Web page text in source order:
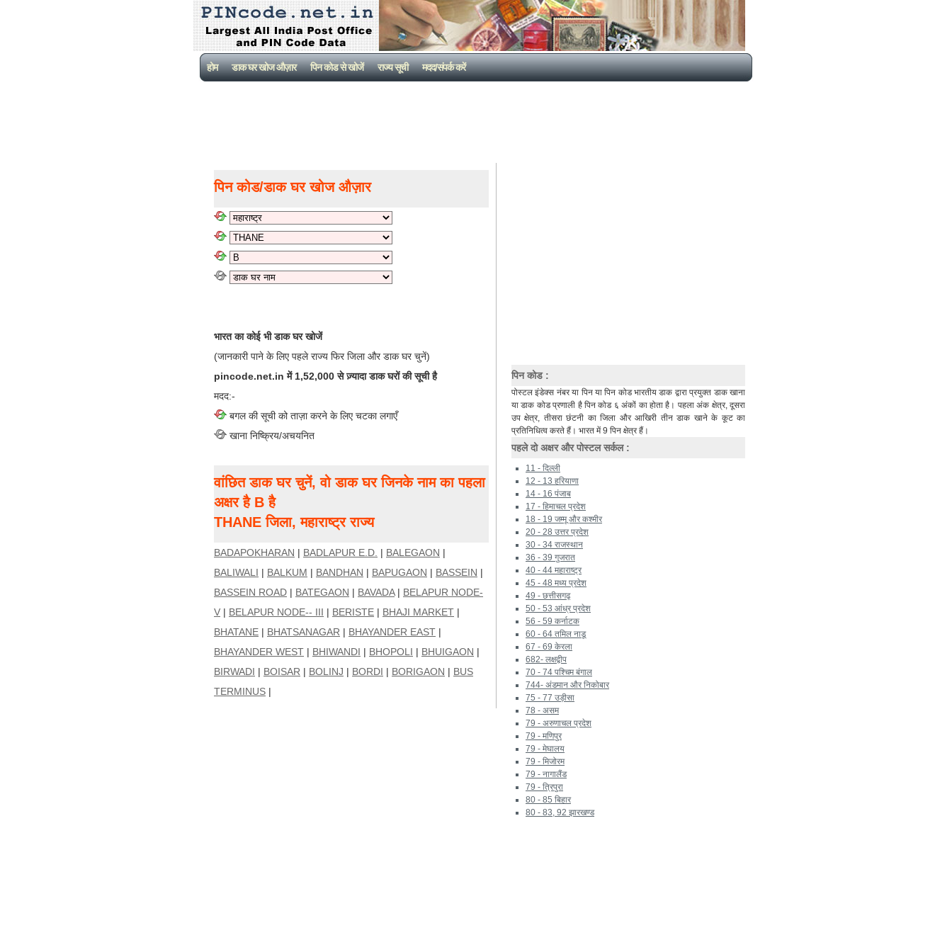
होम डाक घर खोज औज़ार पिन कोड से खोजें राज्य सूची मदद/संपर्क करें
पिन कोड/डाक घर खोज औज़ार
भारत का कोई भी डाक घर खोजें
(जानकारी पाने के लिए पहले राज्य फिर जिला और डाक घर चुनें)
pincode.net.in में 1,52,000 से ज़्यादा डाक घरों की सूची है
मदद:-
बगल की सूची को ताज़ा करने के लिए चटका लगाएँ
खाना निष्क्रिय/अचयनित
वांछित डाक घर चुनें, वो डाक घर जिनके नाम का पहला
अक्षर है B है
THANE जिला, महाराष्ट्र राज्य
BADAPOKHARAN | BADLAPUR E.D. | BALEGAON |
BALIWALI | BALKUM | BANDHAN | BAPUGAON | BASSEIN |
BASSEIN ROAD | BATEGAON | BAVADA| BELAPUR NODE-
V | BELAPUR NODE-- III | BERISTE | BHAJI MARKET |
BHATANE | BHATSANAGAR | BHAYANDER EAST |
BHAYANDER WEST | BHIWANDI | BHOPOLI | BHUIGAON |
BIRWADI | BOISAR | BOLINJ | BORDI | BORIGAON | BUS
TERMINUS |
पिन कोड :
पोस्टल इंडेक्स नंबर या पिन या पिन कोड भारतीय डाक द्वारा प्रयुक्त डाक खाना
या डाक कोड प्रणाली है पिन कोड ६ अंकों का होता है। पहला अंक क्षेत्र, दूसरा
उप क्षेत्र, तीसरा छंटनी का जिला और आखिरी तीन डाक खाने के कूट का
प्रतिनिधित्व करते हैं। भारत में 9 पिन क्षेत्र हैं।
पहले दो अक्षर और पोस्टल सर्कल :
11 - दिल्ली
12 - 13 हरियाणा
14 - 16 पंजाब
17 - हिमाचल प्रदेश
18 - 19 जम्मू और कश्मीर
20 - 28 उत्तर प्रदेश
30 - 34 राजस्थान
36 - 39 गुजरात
40 - 44 महाराष्ट्र
45 - 48 मध्य प्रदेश
49 - छत्तीसगढ़
50 - 53 आंध्र प्रदेश
56 - 59 कर्नाटक
60 - 64 तमिल नाडू
67 - 69 केरला
682- लक्षद्वीप
70 - 74 पश्चिम बंगाल
744- अंडमान और निकोबार
75 - 77 उड़ीसा
78 - असम
79 - अरुणाचल प्रदेश
79 - मणिपुर
79 - मेघालय
79 - मिजोरम
79 - नागालैंड
79 - त्रिपुरा
80 - 85 बिहार
80 - 83, 92 झारखण्ड